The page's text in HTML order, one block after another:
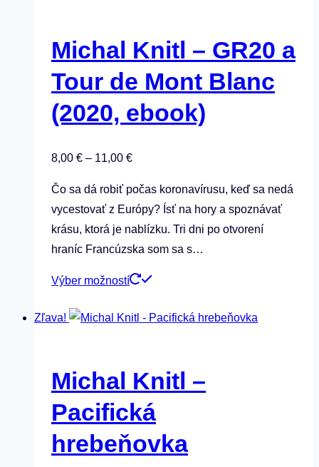
môžete
na
stránke
produktu.
Michal Knitl – GR20 a
Tour de Mont Blanc
(2020, ebook)
8,00 € – 11,00 €Price
8,00 €
through
11,00 €
Čo sa dá robiť počas koronavírusu, keď sa nedá
vycestovať z Európy? Ísť na hory a spoznávať
krásu, ktorá je nablízku. Tri dni po otvorení
hraníc Francúzska som sa s…
Výber možností
Tento
má
Možnosti
môžete
vybrať
na
Zľava!
Michal Knitl –
Pacifická
hrebeňovka